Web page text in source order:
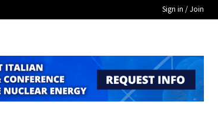
Sign in / Join